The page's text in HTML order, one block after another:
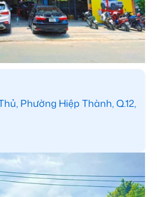
Phường Hiệp Thành, Q.12,